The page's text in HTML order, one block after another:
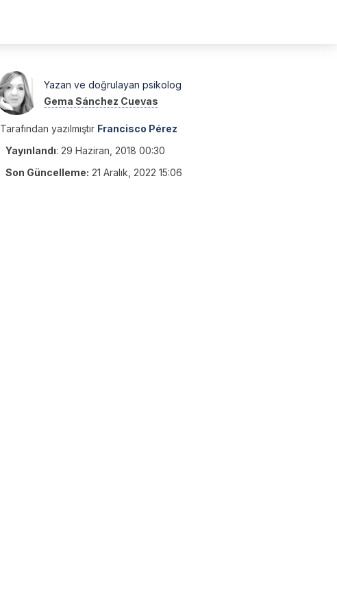
Yazan ve doğrulayan psikolog
Gema Sánchez Cuevas
Tarafından yazılmıştır Francisco Pérez
Yayınlandı: 29 Haziran, 2018 00:30
Son Güncelleme: 21 Aralık, 2022 15:06